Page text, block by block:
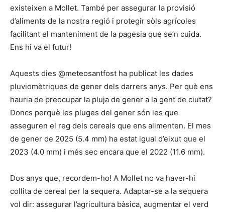
existeixen a Mollet. També per assegurar la provisió
d’aliments de la nostra regió i protegir sòls agrícoles
facilitant el manteniment de la pagesia que se’n cuida.
Ens hi va el futur!
Aquests dies @meteosantfost ha publicat les dades
pluviomètriques de gener dels darrers anys. Per què ens
hauria de preocupar la pluja de gener a la gent de ciutat?
Doncs perquè les pluges del gener són les que
asseguren el reg dels cereals que ens alimenten. El mes
de gener de 2025 (5.4 mm) ha estat igual d’eixut que el
2023 (4.0 mm) i més sec encara que el 2022 (11.6 mm).
Dos anys que, recordem-ho! A Mollet no va haver-hi
collita de cereal per la sequera. Adaptar-se a la sequera
vol dir: assegurar l’agricultura bàsica, augmentar el verd